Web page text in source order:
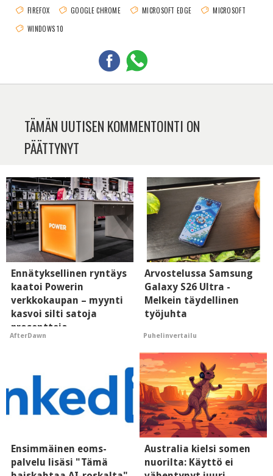
FIREFOX GOOGLE CHROME MICROSOFT EDGE
MICROSOFT
WINDOWS 10
TÄMÄN UUTISEN KOMMENTOINTI ON
PÄÄTTYNYT
Ennätyksellinen ryntäys
kaatoi Powerin
verkkokaupan – myynti
kasvoi silti satoja
prosentteja
AfterDawn
Arvostelussa Samsung
Galaxy S26 Ultra -
Melkein täydellinen
työjuhta
Puhelinvertailu
Ensimmäinen eoms-
palvelu lisäsi "Tämä
Australia kielsi somen
nuorilta: Käyttö ei